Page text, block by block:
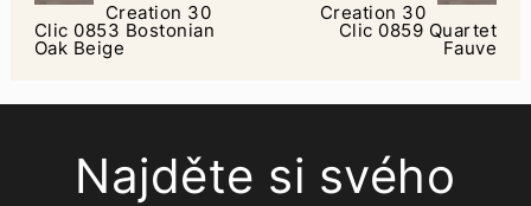
Creation 30
Clic 0853 Bostonian
Oak Beige
Creation 30
Clic 0859 Quartet
Fauve
Najděte si svého